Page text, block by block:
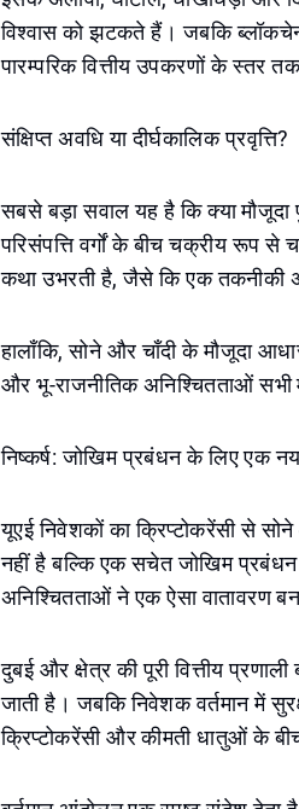
विश्वास को झटकते हैं। जबकि
पारम्परिक वित्तीय उपकरणों के स्तर
संक्षिप्त अवधि या दीर्घकालिक प्रवृत्ति?
सबसे बड़ा सवाल यह है कि क्या मौजूदा
परिसंपत्ति वर्गों के बीच चक्रीय रूप से
कथा उभरती है, जैसे कि एक तकनीकी
हालाँकि, सोने और चाँदी के मौजूदा
और भू-राजनीतिक अनिश्चितताओं
निष्कर्ष: जोखिम प्रबंधन के लिए एक
यूएई निवेशकों का क्रिप्टोकरेंसी से
नहीं है बल्कि एक सचेत जोखिम
अनिश्चितताओं ने एक ऐसा वातावरण
दुबई और क्षेत्र की पूरी वित्तीय
जाती है। जबकि निवेशक वर्तमान में
क्रिप्टोकरेंसी और कीमती धातुओं के